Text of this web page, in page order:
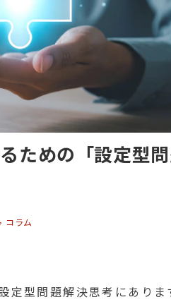
ための「設定型
コラム
定型問題解決思考にありま